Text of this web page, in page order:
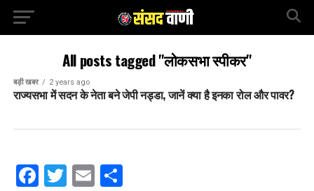
All posts tagged "लोकसभा स्पीकर"
बड़ी खबर 2 years ago
राज्यसभा में सदन के नेता बने जेपी नड्डा, जानें क्या है इनका रोल और पावर?
Facebook
Twitter
EmailShare